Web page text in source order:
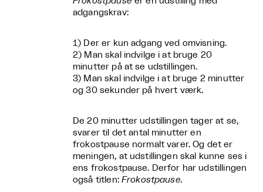
adgangskrav:
1) Der er kun adgang ved omvisning.
2) Man skal indvilge i at bruge 20
minutter på at se udstillingen.
3) Man skal indvilge i at bruge 2 minutter
og 30 sekunder på hvert værk.
De 20 minutter udstillingen tager at se,
svarer til det antal minutter en
frokostpause normalt varer. Og det er
meningen, at udstillingen skal kunne ses i
ens frokostpause. Derfor har udstillingen
også titlen: Frokostpause.